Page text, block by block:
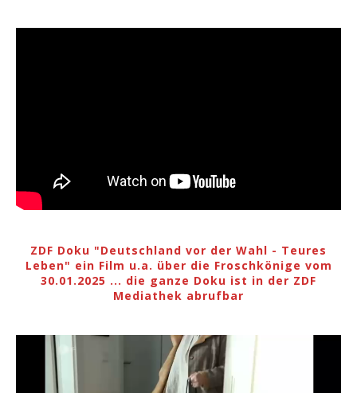
ZDF Doku "Deutschland vor der Wahl - Teures
Leben" ein Film u.a. über die Froschkönige vom
30.01.2025 ... die ganze Doku ist in der ZDF
Mediathek abrufbar